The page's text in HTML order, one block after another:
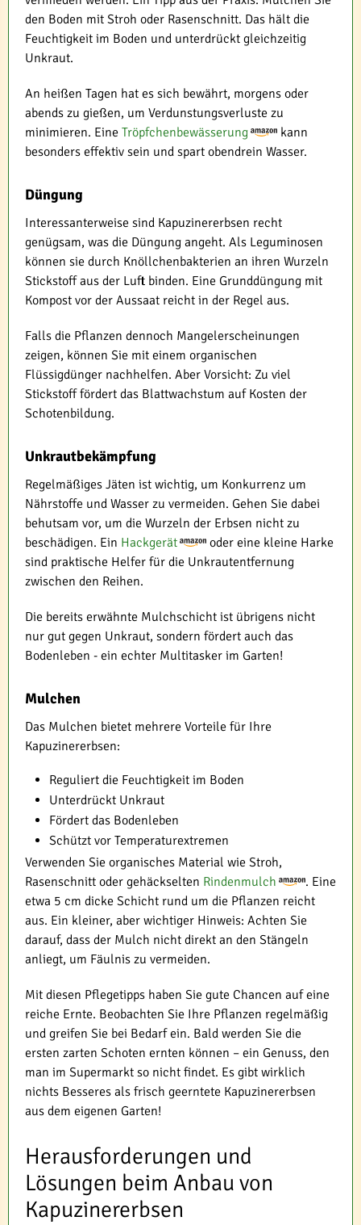
den Boden mit Stroh oder Rasenschnitt. Das hält die
Feuchtigkeit im Boden und unterdrückt gleichzeitig
Unkraut.
An heißen Tagen hat es sich bewährt, morgens oder
abends zu gießen, um Verdunstungsverluste zu
minimieren. Eine Tröpfchenbewässerung
kann
besonders effektiv sein und spart obendrein Wasser.
Düngung
Interessanterweise sind Kapuzinererbsen recht
genügsam, was die Düngung angeht. Als Leguminosen
können sie durch Knöllchenbakterien an ihren Wurzeln
Stickstoff aus der Luft binden. Eine Grunddüngung mit
Kompost vor der Aussaat reicht in der Regel aus.
Falls die Pflanzen dennoch Mangelerscheinungen
zeigen, können Sie mit einem organischen
Flüssigdünger nachhelfen. Aber Vorsicht: Zu viel
Stickstoff fördert das Blattwachstum auf Kosten der
Schotenbildung.
Unkrautbekämpfung
Regelmäßiges Jäten ist wichtig, um Konkurrenz um
Nährstoffe und Wasser zu vermeiden. Gehen Sie dabei
behutsam vor, um die Wurzeln der Erbsen nicht zu
beschädigen. Ein Hackgerät
oder eine kleine Harke
sind praktische Helfer für die Unkrautentfernung
zwischen den Reihen.
Die bereits erwähnte Mulchschicht ist übrigens nicht
nur gut gegen Unkraut, sondern fördert auch das
Bodenleben - ein echter Multitasker im Garten!
Mulchen
Das Mulchen bietet mehrere Vorteile für Ihre
Kapuzinererbsen:
Reguliert die Feuchtigkeit im Boden
Unterdrückt Unkraut
Fördert das Bodenleben
Schützt vor Temperaturextremen
Verwenden Sie organisches Material wie Stroh,
Rasenschnitt oder gehäckselten Rindenmulch
. Eine
etwa 5 cm dicke Schicht rund um die Pflanzen reicht
aus. Ein kleiner, aber wichtiger Hinweis: Achten Sie
darauf, dass der Mulch nicht direkt an den Stängeln
anliegt, um Fäulnis zu vermeiden.
Mit diesen Pflegetipps haben Sie gute Chancen auf eine
reiche Ernte. Beobachten Sie Ihre Pflanzen regelmäßig
und greifen Sie bei Bedarf ein. Bald werden Sie die
ersten zarten Schoten ernten können – ein Genuss, den
man im Supermarkt so nicht findet. Es gibt wirklich
nichts Besseres als frisch geerntete Kapuzinererbsen
aus dem eigenen Garten!
Herausforderungen und
Lösungen beim Anbau von
Kapuzinererbsen